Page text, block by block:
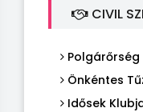
CIVIL
Polgárőrség
Önkéntes
Idősek